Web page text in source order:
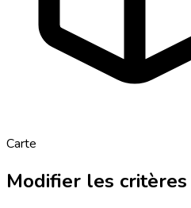
Carte
Modifier les